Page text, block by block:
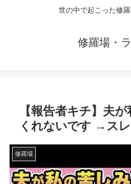
世の中で起こった修
修羅場・
【報告者キチ】夫
くれないです →スレ
修羅場